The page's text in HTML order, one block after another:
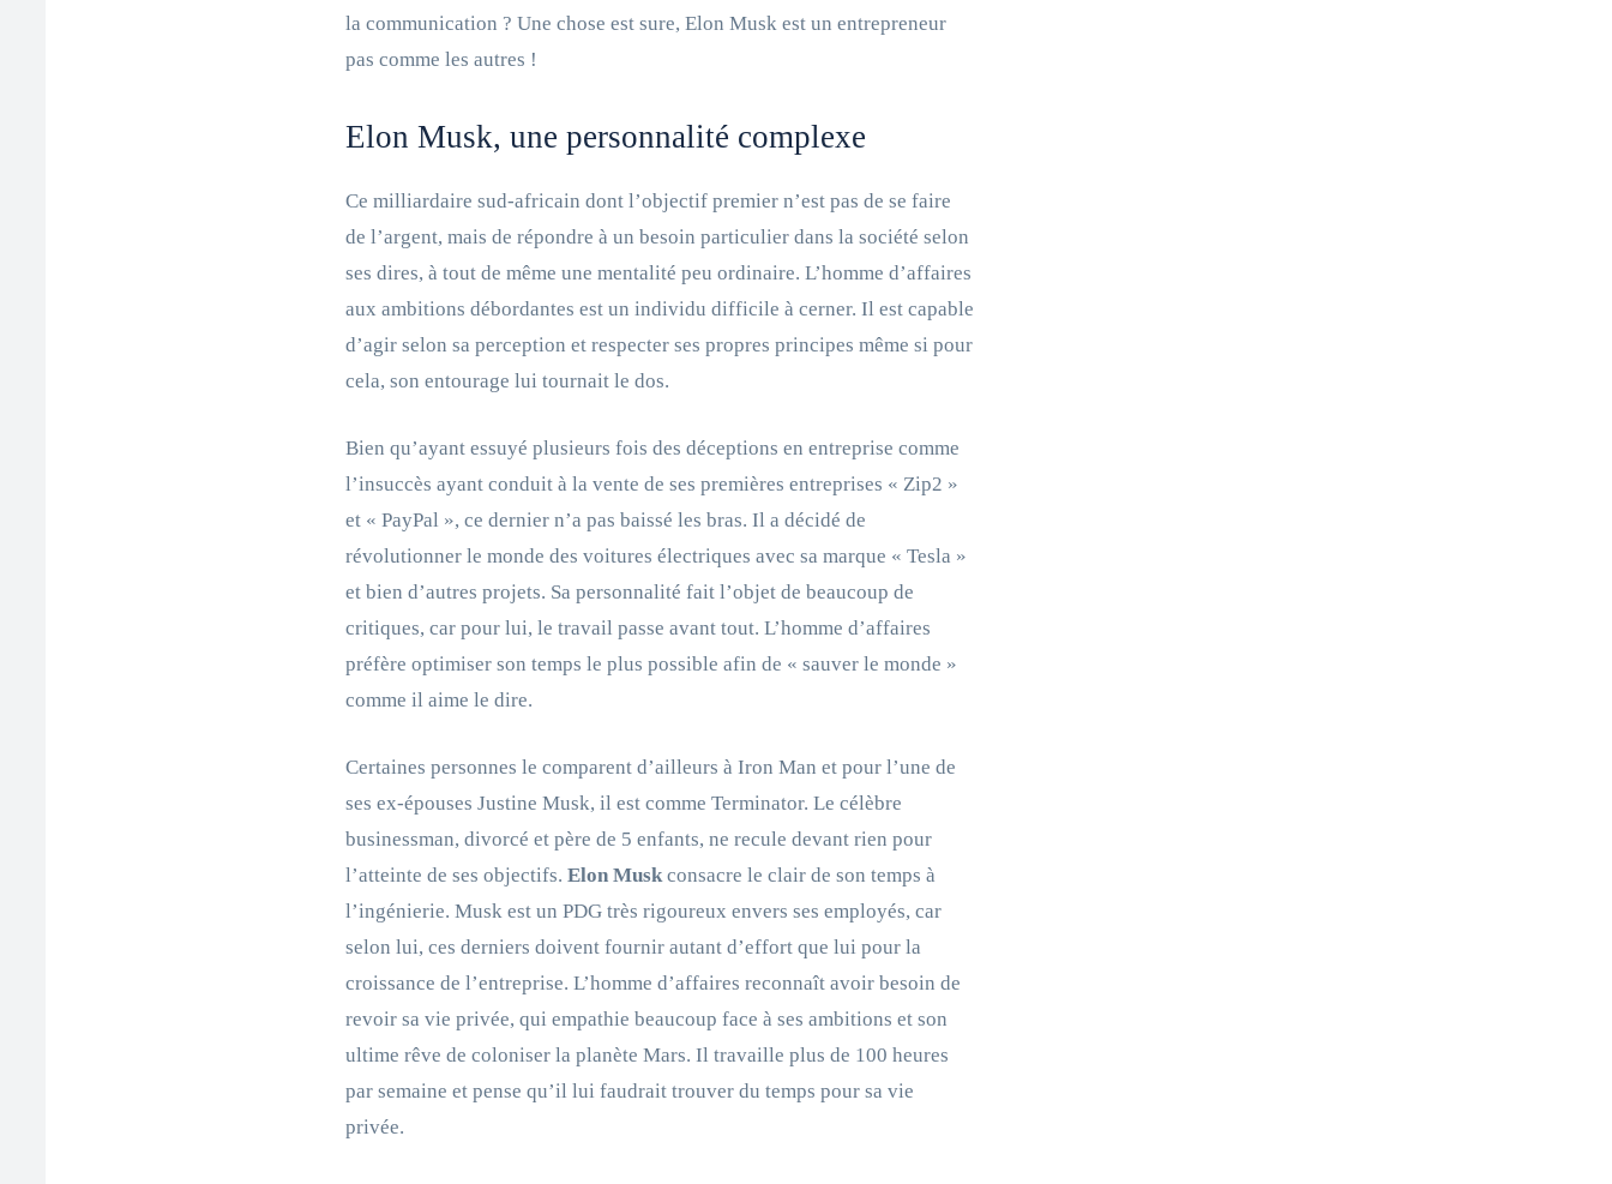
la communication ? Une chose est sure, Elon Musk est un entrepreneur
pas comme les autres !
Elon Musk, une personnalité complexe
Ce milliardaire sud-africain dont l’objectif premier n’est pas de se faire
de l’argent, mais de répondre à un besoin particulier dans la société selon
ses dires, à tout de même une mentalité peu ordinaire. L’homme d’affaires
aux ambitions débordantes est un individu difficile à cerner. Il est capable
d’agir selon sa perception et respecter ses propres principes même si pour
cela, son entourage lui tournait le dos.
Bien qu’ayant essuyé plusieurs fois des déceptions en entreprise comme
l’insuccès ayant conduit à la vente de ses premières entreprises « Zip2 »
et « PayPal », ce dernier n’a pas baissé les bras. Il a décidé de
révolutionner le monde des voitures électriques avec sa marque « Tesla »
et bien d’autres projets. Sa personnalité fait l’objet de beaucoup de
critiques, car pour lui, le travail passe avant tout. L’homme d’affaires
préfère optimiser son temps le plus possible afin de « sauver le monde »
comme il aime le dire.
Certaines personnes le comparent d’ailleurs à Iron Man et pour l’une de
ses ex-épouses Justine Musk, il est comme Terminator. Le célèbre
businessman, divorcé et père de 5 enfants, ne recule devant rien pour
l’atteinte de ses objectifs. Elon Musk consacre le clair de son temps à
l’ingénierie. Musk est un PDG très rigoureux envers ses employés, car
selon lui, ces derniers doivent fournir autant d’effort que lui pour la
croissance de l’entreprise. L’homme d’affaires reconnaît avoir besoin de
revoir sa vie privée, qui empathie beaucoup face à ses ambitions et son
ultime rêve de coloniser la planète Mars. Il travaille plus de 100 heures
par semaine et pense qu’il lui faudrait trouver du temps pour sa vie
privée.